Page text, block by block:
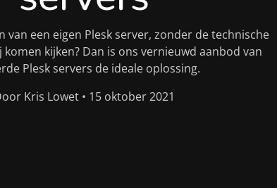
van een eigen Plesk server, zonder de technische
kijken? Dan is ons vernieuwd aanbod van
Plesk servers de ideale oplossing.
Kris Lowet • 15 oktober 2021